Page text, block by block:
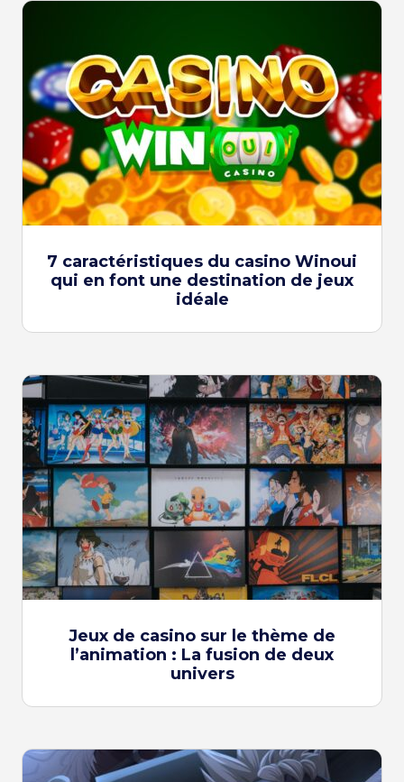
7 caractéristiques du casino Winoui
qui en font une destination de jeux
idéale
Jeux de casino sur le thème de
l’animation : La fusion de deux
univers